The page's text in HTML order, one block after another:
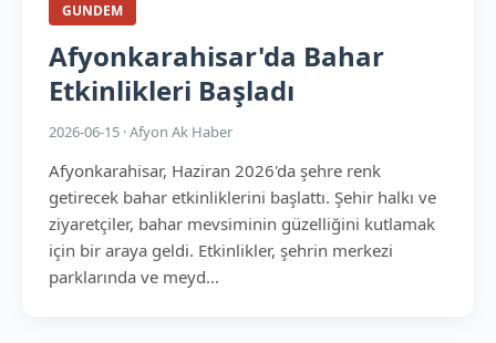
GUNDEM
Afyonkarahisar'da Bahar
Etkinlikleri Başladı
2026-06-15 · Afyon Ak Haber
Afyonkarahisar, Haziran 2026'da şehre renk
getirecek bahar etkinliklerini başlattı. Şehir halkı ve
ziyaretçiler, bahar mevsiminin güzelliğini kutlamak
için bir araya geldi. Etkinlikler, şehrin merkezi
parklarında ve meyd...